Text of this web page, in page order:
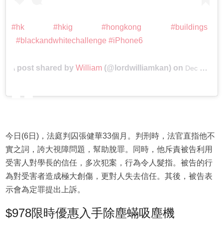
#hk #hkig #hongkong #buildings
#blackandwhitechallenge #iPhone6
A post shared byWilliam (@lordwilliamkan) on Dec 1, 2014 at 5:48pm PST
今日(6日)，法庭判囚張健華33個月。判刑時，法官直指他不
實之詞，誇大視障問題，幫助脫罪。同時，他斥責被告利用
受害人對學長的信任，多次犯案，行為令人髮指。被告的行
為對受害者造成極大創傷，更對人失去信任。其後，被告表
示會為定罪提出上訴。
$978限時優惠入手除塵蟎吸塵機